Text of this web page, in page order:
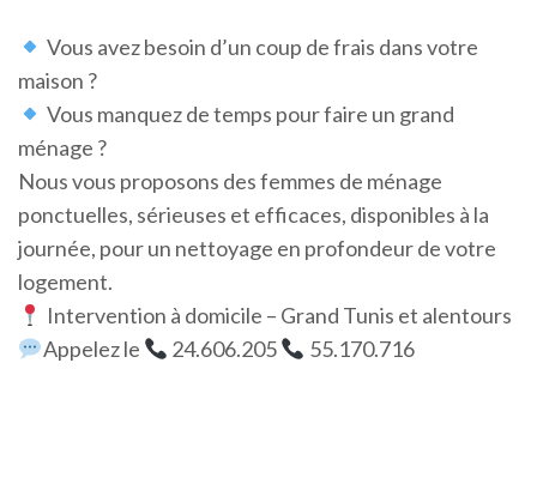
Vous avez besoin d’un coup de frais dans votre
maison ?
Vous manquez de temps pour faire un grand
ménage ?
Nous vous proposons des femmes de ménage
ponctuelles, sérieuses et efficaces, disponibles à la
journée, pour un nettoyage en profondeur de votre
logement.
Intervention à domicile – Grand Tunis et alentours
Appelez le
24.606.205 55.170.716